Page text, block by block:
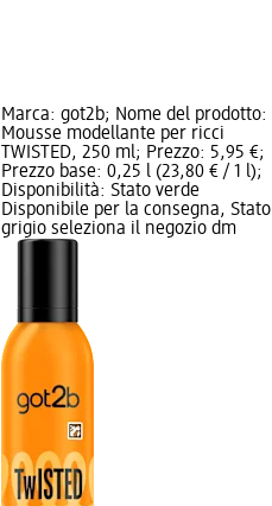
Marca: got2b; Nome del prodotto:
Mousse modellante per ricci
TWISTED, 250 ml; Prezzo: 5,95 €;
Prezzo base: 0,25 l (23,80 € / 1 l);
Disponibilità: Stato verde
Disponibile per la consegna, Stato
grigio seleziona il negozio dm